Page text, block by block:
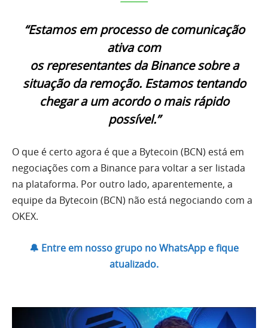
“Estamos em processo de comunicação
ativa com
os representantes da Binance sobre a
situação da remoção. Estamos tentando
chegar a um acordo o mais rápido
possível.”
O que é certo agora é que a Bytecoin (BCN) está em
negociações com a Binance para voltar a ser listada
na plataforma. Por outro lado, aparentemente, a
equipe da Bytecoin (BCN) não está negociando com a
OKEX.
🔔 Entre em nosso grupo no WhatsApp e fique
atualizado.